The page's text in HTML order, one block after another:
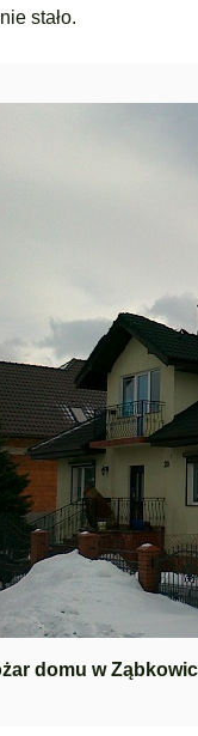
stało.
domu w